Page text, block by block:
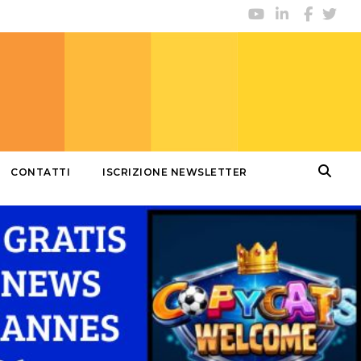
CONTATTI ISCRIZIONE NEWSLETTER